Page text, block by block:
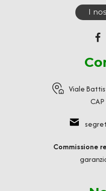
I
Viale
Commissione